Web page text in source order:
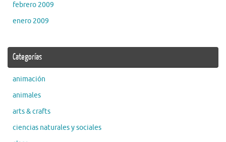
febrero 2009
enero 2009
Categorías
animación
animales
arts & crafts
ciencias naturales y sociales